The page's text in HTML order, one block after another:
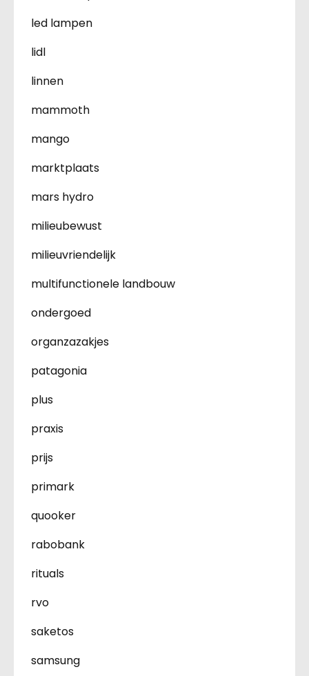
led lampen
lidl
linnen
mammoth
mango
marktplaats
mars hydro
milieubewust
milieuvriendelijk
multifunctionele landbouw
ondergoed
organzazakjes
patagonia
plus
praxis
prijs
primark
quooker
rabobank
rituals
rvo
saketos
samsung